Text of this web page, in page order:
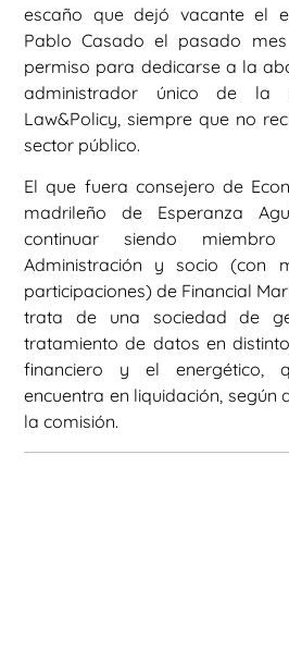
escaño que dejó vacante el
Pablo Casado el pasado
permiso para dedicarse a la
administrador único de la
Law&Policy, siempre que no
sector público.
El que fuera consejero de
madrileño de Esperanza
continuar siendo
Administración y socio (con
participaciones) de Financial
trata de una sociedad de
tratamiento de datos en
financiero y el energético,
encuentra en liquidación, según
la comisión.